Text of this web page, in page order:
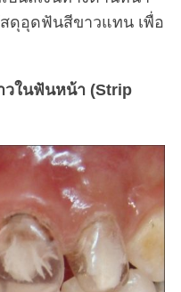
ดุอุดฟันสีขาวแทน เพื่อ
ในฟันหน้า (Strip